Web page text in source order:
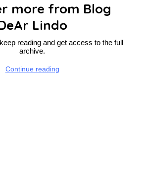
more from Blog
Lindo
reading and get access to the full
archive.
Continue reading